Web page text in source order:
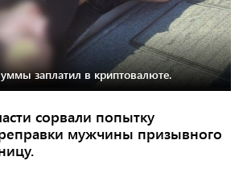
заплатил в криптовалюте.
сорвали попытку
мужчины призывного